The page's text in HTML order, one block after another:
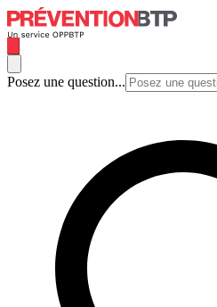
Posez une question...